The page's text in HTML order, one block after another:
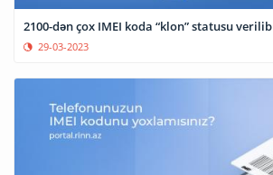
2100-dən çox IMEI koda “klon” statusu verilib
29-03-2023